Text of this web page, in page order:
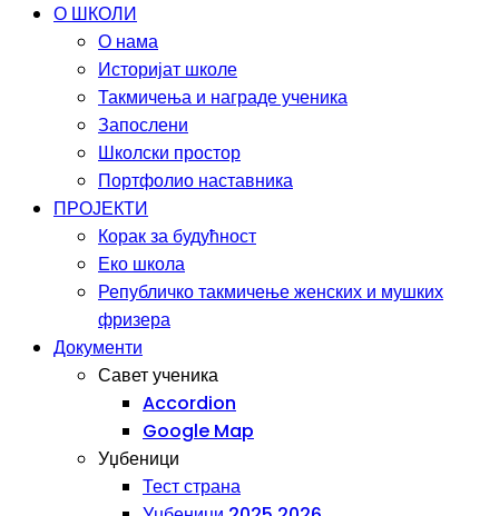
О ШКОЛИ
О нама
Историјат школе
Такмичења и награде ученика
Запослени
Школски простор
Портфолио наставника
ПРОЈЕКТИ
Корак за будућност
Еко школа
Републичко такмичење женских и мушких
фризера
Документи
Савет ученика
Accordion
Google Map
Уџбеници
Тест страна